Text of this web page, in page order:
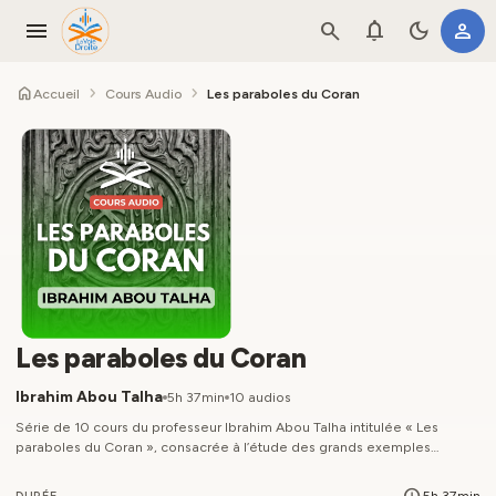
menu search notifications dark_mode person
homeAccueil chevron_right Cours Audio chevron_right Les paraboles du Coran
Les paraboles du Coran
Ibrahim Abou Talha 5h 37min 10 audios
Série de 10 cours du professeur Ibrahim Abou Talha intitulée « Les
paraboles du Coran », consacrée à l’étude des grands exemples
hypocrites, la dureté des cœurs, la réponse à l’appel d’Allah,